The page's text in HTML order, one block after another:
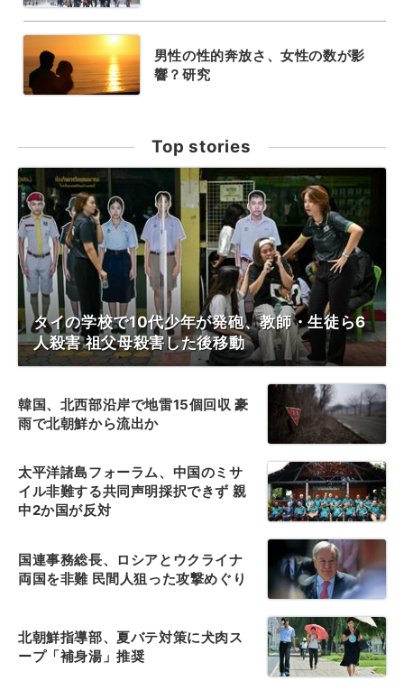
男性の性的奔放さ、女性の数が影
響？研究
Top stories
タイの学校で10代少年が発砲、教師・生徒ら6
人殺害 祖父母殺害した後移動
韓国、北西部沿岸で地雷15個回収 豪
雨で北朝鮮から流出か
太平洋諸島フォーラム、中国のミサ
イル非難する共同声明採択できず 親
中2か国が反対
国連事務総長、ロシアとウクライナ
両国を非難 民間人狙った攻撃めぐり
北朝鮮指導部、夏バテ対策に犬肉ス
ープ「補身湯」推奨